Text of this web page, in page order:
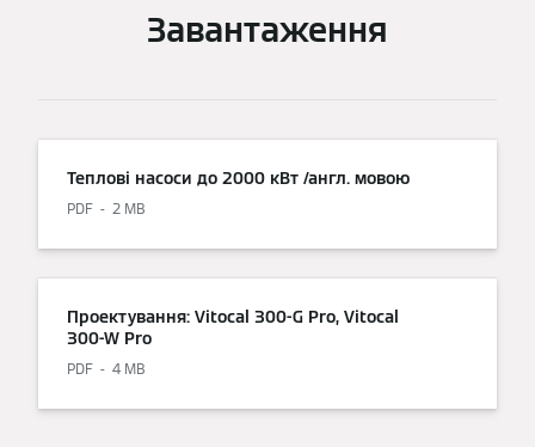
Завантаження
Теплові насоси до 2000 кВт /англ. мовою
PDF 2 MB
Проектування: Vitocal 300-G Pro, Vitocal
300-W Pro
PDF 4 MB